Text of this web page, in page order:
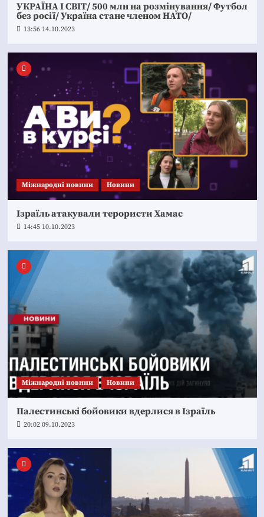
УКРАЇНА І СВІТ/ 500 млн на розмінування/ Футбол
без росії/ Україна стане членом НАТО/
13:56 14.10.2023
Міжнародні новини Новини
Ізраїль атакували терористи Хамас
14:45 10.10.2023
Міжнародні новини Новини
Палестинські бойовики вдерлися в Ізраїль
20:02 09.10.2023